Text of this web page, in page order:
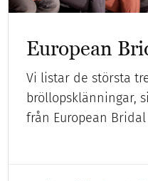
European
Vi listar de största
bröllopsklänningar,
från European Bridal